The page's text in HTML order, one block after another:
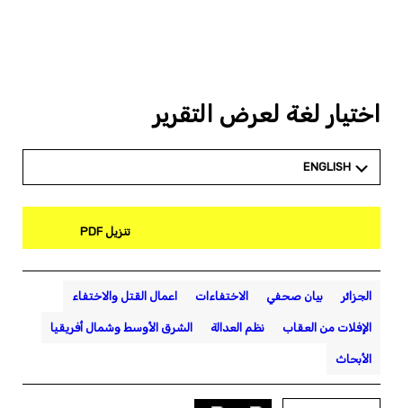
اختيار لغة لعرض التقرير
ENGLISH
تنزيل PDF
الجزائر بيان صحفي الاختفاءات اعمال القتل والاختفاء
الإفلات من العقاب نظم العدالة الشرق الأوسط وشمال أفريقيا
الأبحاث